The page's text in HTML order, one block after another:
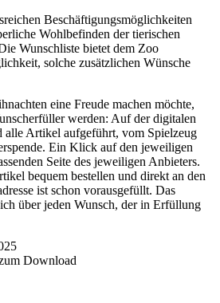
Beschäftigungsmöglichkeiten
Wohlbefinden der tierischen
Wunschliste bietet dem Zoo
solche zusätzlichen Wünsche
eine Freude machen möchte,
werden: Auf der digitalen
alle Artikel aufgeführt, vom Spielzeug
Ein Klick auf den jeweiligen
Seite des jeweiligen Anbieters.
bequem bestellen und direkt an den
ist schon vorausgefüllt. Das
über jeden Wunsch, der in Erfüllung
Download